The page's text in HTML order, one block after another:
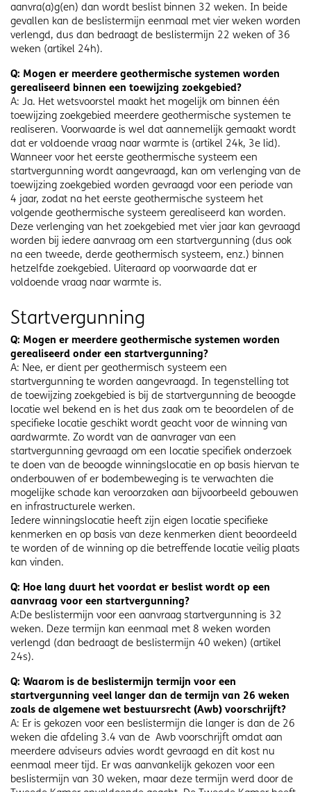
aanvra(a)g(en) dan wordt beslist binnen 32 weken. In beide
gevallen kan de beslistermijn eenmaal met vier weken worden
verlengd, dus dan bedraagt de beslistermijn 22 weken of 36
weken (artikel 24h).
Q: Mogen er meerdere geothermische systemen worden
gerealiseerd binnen een toewijzing zoekgebied?
A: Ja. Het wetsvoorstel maakt het mogelijk om binnen één
toewijzing zoekgebied meerdere geothermische systemen te
realiseren. Voorwaarde is wel dat aannemelijk gemaakt wordt
dat er voldoende vraag naar warmte is (artikel 24k, 3e lid).
Wanneer voor het eerste geothermische systeem een
startvergunning wordt aangevraagd, kan om verlenging van de
toewijzing zoekgebied worden gevraagd voor een periode van
4 jaar, zodat na het eerste geothermische systeem het
volgende geothermische systeem gerealiseerd kan worden.
Deze verlenging van het zoekgebied met vier jaar kan gevraagd
worden bij iedere aanvraag om een startvergunning (dus ook
na een tweede, derde geothermisch systeem, enz.) binnen
hetzelfde zoekgebied. Uiteraard op voorwaarde dat er
voldoende vraag naar warmte is.
Startvergunning
Q: Mogen er meerdere geothermische systemen worden
gerealiseerd onder een startvergunning?
A: Nee, er dient per geothermisch systeem een
startvergunning te worden aangevraagd. In tegenstelling tot
de toewijzing zoekgebied is bij de startvergunning de beoogde
locatie wel bekend en is het dus zaak om te beoordelen of de
specifieke locatie geschikt wordt geacht voor de winning van
aardwarmte. Zo wordt van de aanvrager van een
startvergunning gevraagd om een locatie specifiek onderzoek
te doen van de beoogde winningslocatie en op basis hiervan te
onderbouwen of er bodembeweging is te verwachten die
mogelijke schade kan veroorzaken aan bijvoorbeeld gebouwen
en infrastructurele werken.
Iedere winningslocatie heeft zijn eigen locatie specifieke
kenmerken en op basis van deze kenmerken dient beoordeeld
te worden of de winning op die betreffende locatie veilig plaats
kan vinden.
Q: Hoe lang duurt het voordat er beslist wordt op een
aanvraag voor een startvergunning?
A:De beslistermijn voor een aanvraag startvergunning is 32
weken. Deze termijn kan eenmaal met 8 weken worden
verlengd (dan bedraagt de beslistermijn 40 weken) (artikel
24s).
Q: Waarom is de beslistermijn termijn voor een
startvergunning veel langer dan de termijn van 26 weken
zoals de algemene wet bestuursrecht (Awb) voorschrijft?
A: Er is gekozen voor een beslistermijn die langer is dan de 26
weken die afdeling 3.4 van de Awb voorschrijft omdat aan
meerdere adviseurs advies wordt gevraagd en dit kost nu
eenmaal meer tijd. Er was aanvankelijk gekozen voor een
beslistermijn van 30 weken, maar deze termijn werd door de